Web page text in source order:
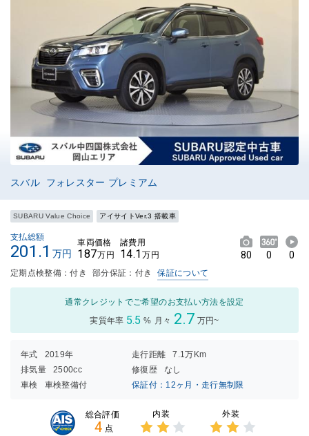
スバル フォレスター プレミアム
SUBARU Value Choice アイサイトVer.3 搭載車
支払総額
201.1 万円
車両価格
187万円
諸費用
14.1 万円 80 0 0
定期点検整備：付き 部分保証：付き 保証について
通常クレジットでご希望のお支払い方法を設定
実質年率 5.5 % 月々 2.7 万円~
年式 2019年 走行距離
7.1万Km
排気量
2500cc 修復歴
なし
車検
車検整備付 保証付：12ヶ月・走行無制限
総合評価
4 点
内装 外装